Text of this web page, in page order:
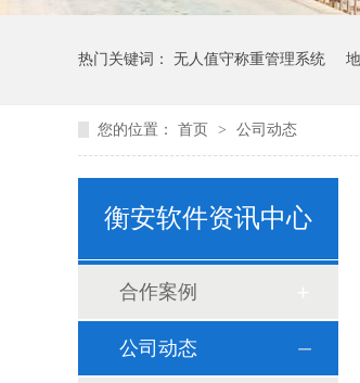
热门关键词： 无人值守称重管理系统
您的位置： 首页 > 公司动态
衡安软件资讯中心
合作案例
公司动态